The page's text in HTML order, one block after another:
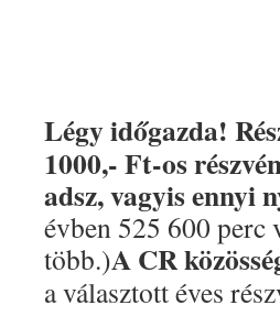
Légy időgazda!
1000,- Ft-os
adsz, vagyis ennyi
évben 525 600 perc
több.)A CR
a választott éves